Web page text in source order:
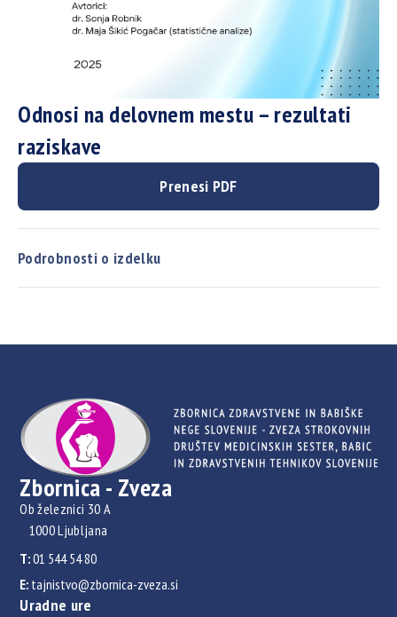
Odnosi na delovnem mestu – rezultati
raziskave
Prenesi PDF
Podrobnosti o izdelku
Zbornica - Zveza
Ob železnici 30 A
1000 Ljubljana
T:01 544 54 80
E: tajnistvo@zbornica-zveza.si
Uradne ure